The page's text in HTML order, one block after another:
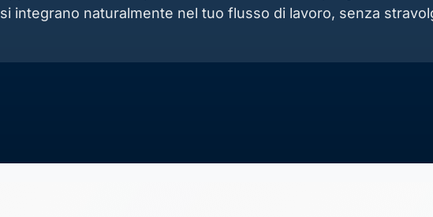
si integrano naturalmente nel tuo flusso di lavoro, senza